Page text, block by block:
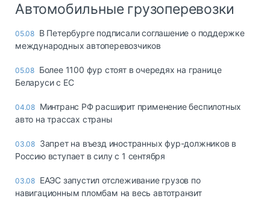
Автомобильные грузоперевозки
05.08 В Петербурге подписали соглашение о поддержке
международных автоперевозчиков
05.08 Более 1100 фур стоят в очередях на границе
Беларуси с ЕС
04.08 Минтранс РФ расширит применение беспилотных
авто на трассах страны
03.08 Запрет на въезд иностранных фур-должников в
Россию вступает в силу с 1 сентября
03.08 ЕАЭС запустил отслеживание грузов по
навигационным пломбам на весь автотранзит